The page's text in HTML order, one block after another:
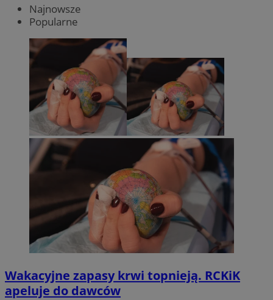
Najnowsze
Popularne
Wakacyjne zapasy krwi topnieją. RCKiK
apeluje do dawców